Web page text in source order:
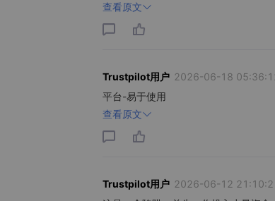
查看原文
Trustpilot用户 2026-06-18
平台-易于使用
查看原文
Trustpilot用户 2026-06-12